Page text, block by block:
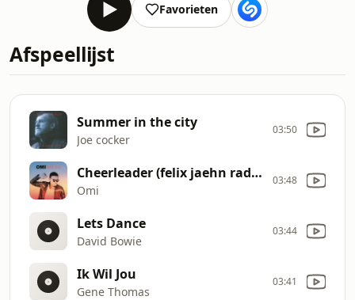
Favorieten
Afspeellijst
Summer in the city
Joe cocker
03:50
Cheerleader (felix jaehn radio edit)
Omi
03:48
Lets Dance
David Bowie
03:44
Ik Wil Jou
Gene Thomas
03:41